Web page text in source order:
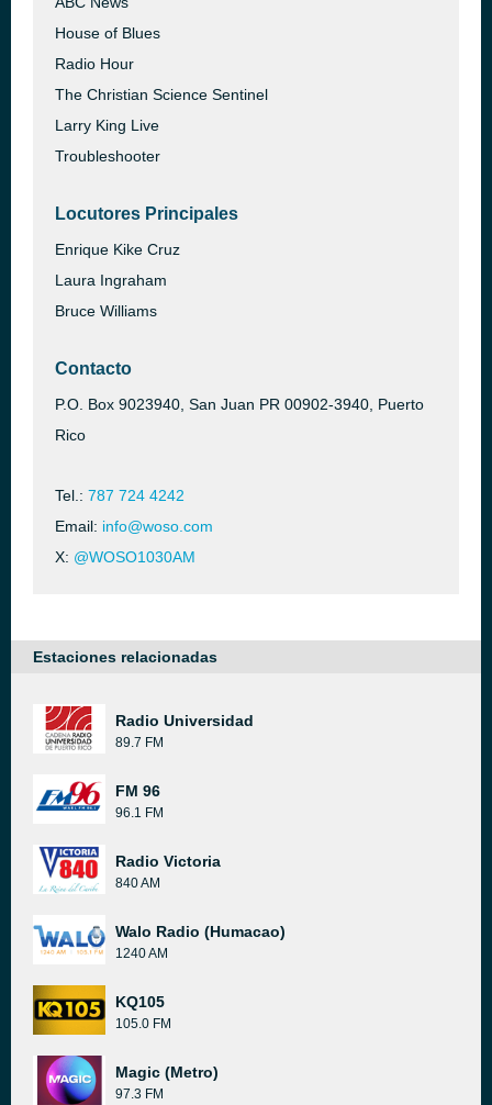
House of Blues
Radio Hour
The Christian Science Sentinel
Larry King Live
Troubleshooter
Locutores Principales
Enrique Kike Cruz
Laura Ingraham
Bruce Williams
Contacto
P.O. Box 9023940, San Juan PR 00902-3940, Puerto
Rico
Tel.: 787 724 4242
Email: info@woso.com
X: @WOSO1030AM
Estaciones relacionadas
Radio Universidad
89.7 FM
FM 96
96.1 FM
Radio Victoria
840 AM
Walo Radio (Humacao)
1240 AM
KQ105
105.0 FM
Magic (Metro)
97.3 FM